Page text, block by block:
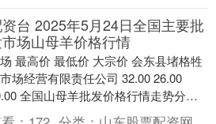
台 2025年5月24日全国主要批
场山母羊价格行情
最高价 最低价 大宗价 会东县堵格牲
场经营有限责任公司 32.00 26.00
全国山母羊批发价格行情走势分析
资台 从今日全国山母羊批发....